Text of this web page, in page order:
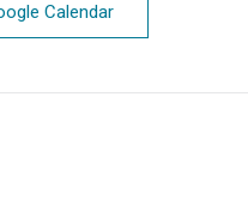
Calendar